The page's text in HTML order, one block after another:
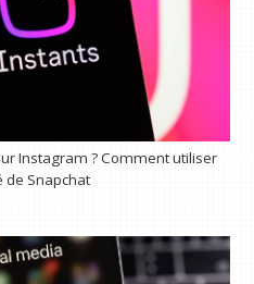
Instagram ? Comment utiliser
Snapchat